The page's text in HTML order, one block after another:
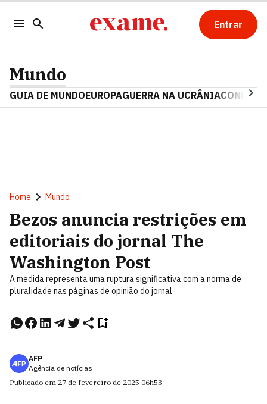
Entrar
Mundo
GUIA DE MUNDOEUROPAGUERRA NA UCRÂNIA
Home Mundo
Bezos anuncia restrições em
editoriais do jornal The
Washington Post
A medida representa uma ruptura significativa com a norma de
pluralidade nas páginas de opinião do jornal
AFP
Agência de notícias
Publicado em 27 de fevereiro de 2025 06h53.